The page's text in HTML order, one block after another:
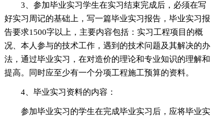
3、参加毕业实习学生在实习结束完成后，必须在写
好实习周记的基础上，写一篇毕业实习报告，毕业实习报
告要求1500字以上，主要内容包括：实习工程项目的概
况、本人参与的技术工作，遇到的技术问题及其解决的办
法，通过毕业实习，在对造价的理论和专业知识的理解和
提高。同时应至少有一个分项工程施工预算的资料。
4、毕业实习资料的内容：
参加毕业实习的学生在完成毕业实习后，应将毕业实